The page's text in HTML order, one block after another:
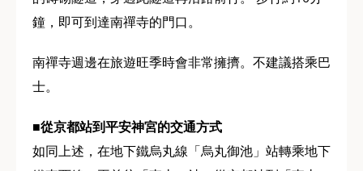
鐘，即可到達南禪寺的門口。
南禪寺週邊在旅遊旺季時會非常擁擠。不建議搭乘巴
士。
■從京都站到平安神宮的交通方式
如同上述，在地下鐵烏丸線「烏丸御池」站轉乘地下